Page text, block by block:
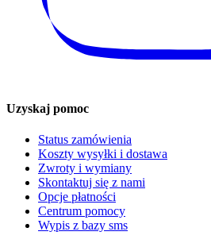
Uzyskaj pomoc
Status zamówienia
Koszty wysyłki i dostawa
Zwroty i wymiany
Skontaktuj się z nami
Opcje płatności
Centrum pomocy
Wypis z bazy sms